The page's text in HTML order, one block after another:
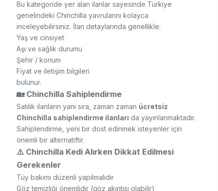
Bu kategoride yer alan ilanlar sayesinde Türkiye
genelindeki Chinchilla yavrularını kolayca
inceleyebilirsiniz. İlan detaylarında genellikle:
Yaş ve cinsiyet
Aşı ve sağlık durumu
Şehir / konum
Fiyat ve iletişim bilgileri
bulunur.
🏡 Chinchilla Sahiplendirme
Satılık ilanların yanı sıra, zaman zaman ücretsiz
Chinchilla sahiplendirme ilanları da yayınlanmaktadır.
Sahiplendirme, yeni bir dost edinmek isteyenler için
önemli bir alternatiftir.
⚠️ Chinchilla Kedi Alırken Dikkat Edilmesi
Gerekenler
Tüy bakımı düzenli yapılmalıdır
Göz temizliği önemlidir (göz akıntısı olabilir)